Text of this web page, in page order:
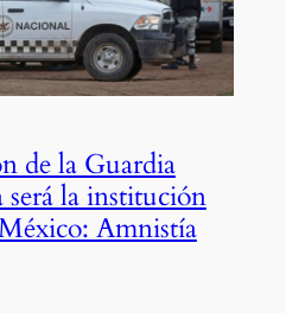
de la Guardia
será la institución
Amnistía